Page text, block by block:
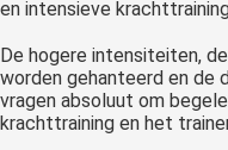
en intensieve
De hogere intensiteiten,
worden gehanteerd en de
vragen absoluut om
krachttraining en het